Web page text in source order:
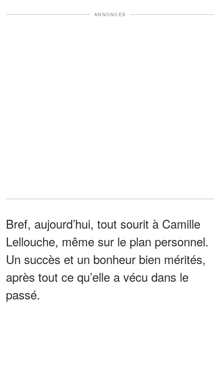
ANNONCES
Bref, aujourd’hui, tout sourit à Camille
Lellouche, même sur le plan personnel.
Un succès et un bonheur bien mérités,
après tout ce qu’elle a vécu dans le
passé.